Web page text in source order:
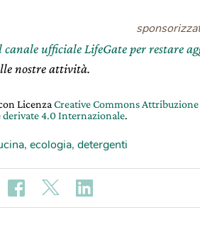
canale ufficiale LifeGate per restare
nostre attività.
Licenza Creative Commons
4.0 Internazionale.
, ecologia, detergenti